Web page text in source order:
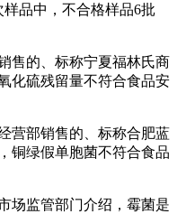
品中，不合格样品6批
的、标称宁夏福林氏商
化硫残留量不符合食品安
部销售的、标称合肥蓝
铜绿假单胞菌不符合食品
监管部门介绍，霉菌是